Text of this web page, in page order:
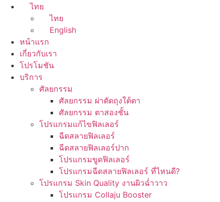
ไทย
ไทย
English
หน้าแรก
เกี่ยวกับเรา
โปรโมชัน
บริการ
ศัลยกรรม
ศัลยกรรม ผ่าตัดถุงใต้ตา
ศัลยกรรม ตาสองชั้น
โปรแกรมแก้ไขฟิลเลอร์
ฉีดสลายฟิลเลอร์
ฉีดสลายฟิลเลอร์ปาก
โปรแกรมขูดฟิลเลอร์
โปรแกรมฉีดสลายฟิลเลอร์ ที่ไหนดี?
โปรแกรม Skin Quality งานผิวฉ่ำวาว
โปรแกรม Collaju Booster